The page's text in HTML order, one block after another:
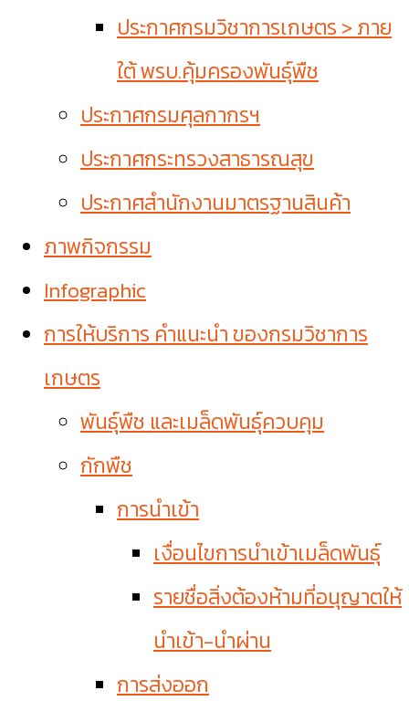
ประกาศกรมวิชาการเกษตร > ภาย
ใต้ พรบ.คุ้มครองพันธุ์พืช
ประกาศกรมศุลกากรฯ
ประกาศกระทรวงสาธารณสุข
ประกาศสำนักงานมาตรฐานสินค้า
ภาพกิจกรรม
Infographic
การให้บริการ คำแนะนำ ของกรมวิชาการ
เกษตร
พันธุ์พืช และเมล็ดพันธุ์ควบคุม
กักพืช
การนำเข้า
เงื่อนไขการนำเข้าเมล็ดพันธุ์
รายชื่อสิ่งต้องห้ามที่อนุญาตให้
นำเข้า-นำผ่าน
การส่งออก